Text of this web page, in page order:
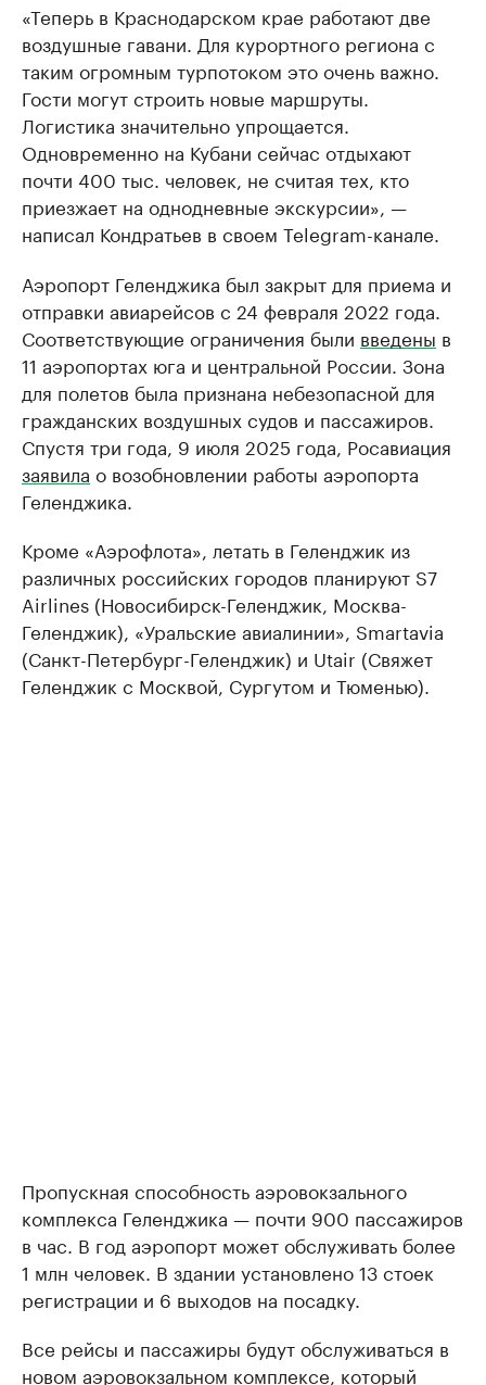
«Теперь в Краснодарском крае работают две
воздушные гавани. Для курортного региона с
таким огромным турпотоком это очень важно.
Гости могут строить новые маршруты.
Логистика значительно упрощается.
Одновременно на Кубани сейчас отдыхают
почти 400 тыс. человек, не считая тех, кто
приезжает на однодневные экскурсии», —
написал Кондратьев в своем Telegram-канале.
Аэропорт Геленджика был закрыт для приема и
отправки авиарейсов с 24 февраля 2022 года.
Соответствующие ограничения были введены в
11 аэропортах юга и центральной России. Зона
для полетов была признана небезопасной для
гражданских воздушных судов и пассажиров.
Спустя три года, 9 июля 2025 года, Росавиация
заявила о возобновлении работы аэропорта
Геленджика.
Кроме «Аэрофлота», летать в Геленджик из
различных российских городов планируют S7
Airlines (Новосибирск-Геленджик, Москва-
Геленджик), «Уральские авиалинии», Smartavia
(Санкт-Петербург-Геленджик) и Utair (Свяжет
Геленджик с Москвой, Сургутом и Тюменью).
Пропускная способность аэровокзального
комплекса Геленджика — почти 900 пассажиров
в час. В год аэропорт может обслуживать более
1 млн человек. В здании установлено 13 стоек
регистрации и 6 выходов на посадку.
Все рейсы и пассажиры будут обслуживаться в
новом аэровокзальном комплексе, который